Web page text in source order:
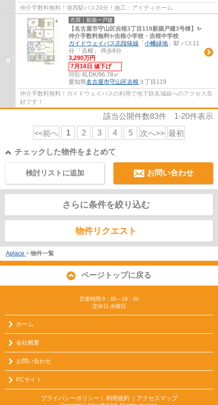
仲介手数料無料！港西駅バス24分！施工：アイディホーム
売買｜新築一戸建
【名古屋市守山区吉根3丁目119新築戸建3号棟】✨️
仲介手数料無料✨️吉根小学校・吉根中学校
ガイドウェイバス志段味線 「 小幡緑地 」駅 バス11
分 「吉根」 停歩8分
3,290万円
7月16日 値下げ
間取:4LDK/96.78㎡
愛知県名古屋市守山区吉根 ３丁目119
仲介手数料無料！ガイドウェイバスの利用で地下鉄名城線へのアクセス良
好です！
該当公開件数83件 1-20件表示
<<前へ 1 2 3 4 5 次へ>> 最初
チェックした物件をまとめて
お問い合わせ
検討リストに追加
さらに条件を絞り込む
物件リクエスト
Aplace > 物件一覧
ページトップに戻る
営業時間:9：00～19：00
定休日:水曜日
ホーム
会社概要
お問い合わせ
PCサイト
プライバシーポリシー ｜ 利用規約 ｜アクセスマップ